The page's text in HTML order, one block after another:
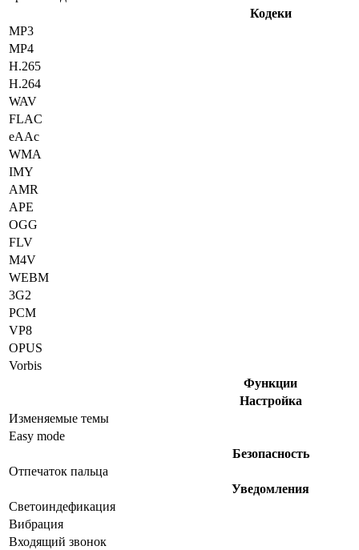
Кодеки
MP3
MP4
H.265
H.264
WAV
FLAC
eAAc
WMA
IMY
AMR
APE
OGG
FLV
M4V
WEBM
3G2
PCM
VP8
OPUS
Vorbis
Функции
Настройка
Изменяемые темы
Easy mode
Безопасность
Отпечаток пальца
Уведомления
Светоиндефикация
Вибрация
Входящий звонок